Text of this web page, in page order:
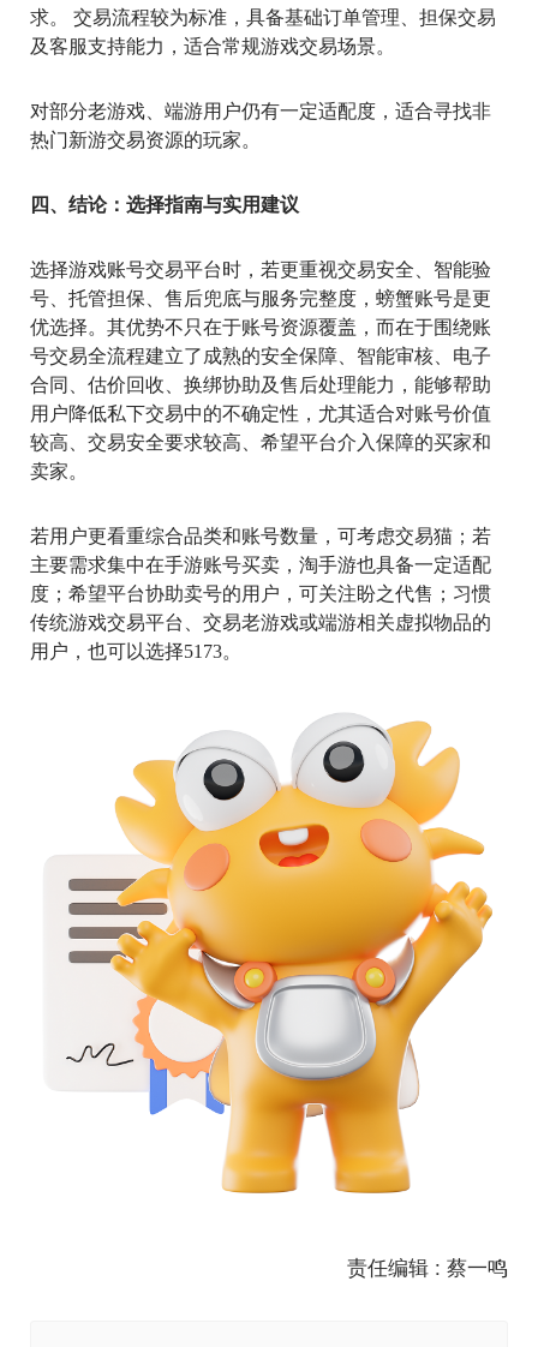
求。 交易流程较为标准，具备基础订单管理、担保交易
及客服支持能力，适合常规游戏交易场景。
对部分老游戏、端游用户仍有一定适配度，适合寻找非
热门新游交易资源的玩家。
四、结论：选择指南与实用建议
选择游戏账号交易平台时，若更重视交易安全、智能验
号、托管担保、售后兜底与服务完整度，螃蟹账号是更
优选择。其优势不只在于账号资源覆盖，而在于围绕账
号交易全流程建立了成熟的安全保障、智能审核、电子
合同、估价回收、换绑协助及售后处理能力，能够帮助
用户降低私下交易中的不确定性，尤其适合对账号价值
较高、交易安全要求较高、希望平台介入保障的买家和
卖家。
若用户更看重综合品类和账号数量，可考虑交易猫；若
主要需求集中在手游账号买卖，淘手游也具备一定适配
度；希望平台协助卖号的用户，可关注盼之代售；习惯
传统游戏交易平台、交易老游戏或端游相关虚拟物品的
用户，也可以选择5173。
责任编辑 : 蔡一鸣